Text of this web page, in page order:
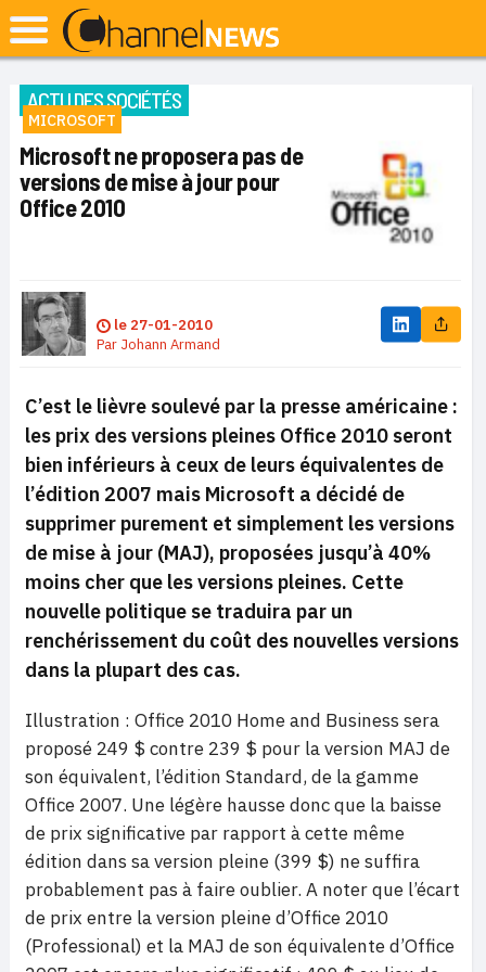
ACTU DES SOCIÉTÉS
MICROSOFT
Microsoft ne proposera pas de
versions de mise à jour pour
Office 2010
le 27-01-2010
Par Johann Armand
C’est le lièvre soulevé par la presse américaine :
les prix des versions pleines Office 2010 seront
bien inférieurs à ceux de leurs équivalentes de
l’édition 2007 mais Microsoft a décidé de
supprimer purement et simplement les versions
de mise à jour (MAJ), proposées jusqu’à 40%
moins cher que les versions pleines. Cette
nouvelle politique se traduira par un
renchérissement du coût des nouvelles versions
dans la plupart des cas.
Illustration : Office 2010 Home and Business sera
proposé 249 $ contre 239 $ pour la version MAJ de
son équivalent, l’édition Standard, de la gamme
Office 2007. Une légère hausse donc que la baisse
de prix significative par rapport à cette même
édition dans sa version pleine (399 $) ne suffira
probablement pas à faire oublier. A noter que l’écart
de prix entre la version pleine d’Office 2010
(Professional) et la MAJ de son équivalente d’Office